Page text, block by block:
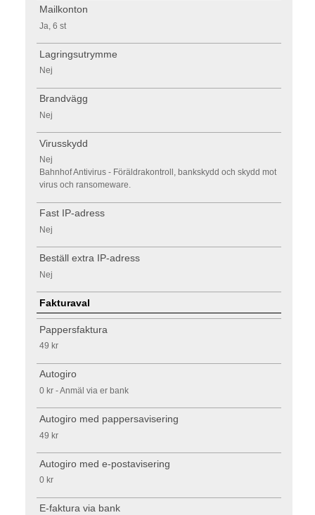
Mailkonton
Ja, 6 st
Lagringsutrymme
Nej
Brandvägg
Nej
Virusskydd
Nej
Bahnhof Antivirus - Föräldrakontroll, bankskydd och skydd mot
virus och ransomeware.
Fast IP-adress
Nej
Beställ extra IP-adress
Nej
Fakturaval
Pappersfaktura
49 kr
Autogiro
0 kr - Anmäl via er bank
Autogiro med pappersavisering
49 kr
Autogiro med e-postavisering
0 kr
E-faktura via bank